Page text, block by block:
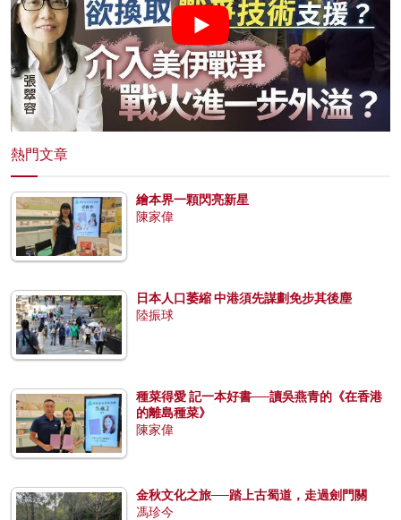
熱門文章
繪本界一顆閃亮新星
陳家偉
日本人口萎縮 中港須先謀劃免步其後塵
陸振球
種菜得愛 記一本好書──讀吳燕青的《在香港
的離島種菜》
陳家偉
金秋文化之旅──踏上古蜀道，走過劍門關
馮珍今